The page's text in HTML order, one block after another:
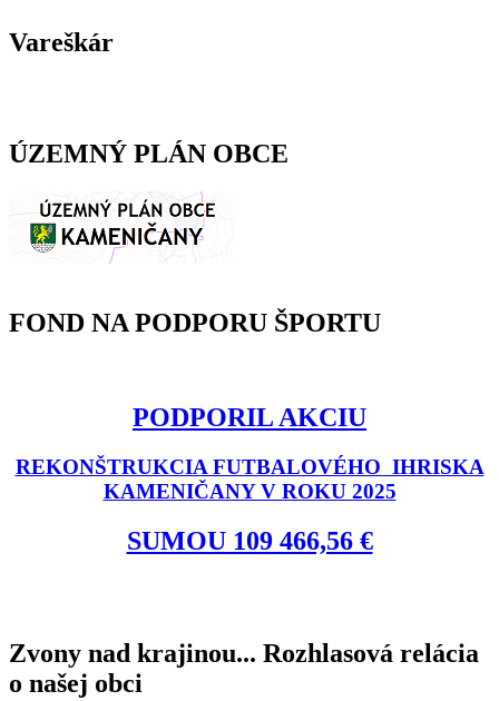
Vareškár
ÚZEMNÝ PLÁN OBCE
FOND NA PODPORU ŠPORTU
PODPORIL AKCIU
REKONŠTRUKCIA FUTBALOVÉHO IHRISKA
KAMENIČANY V ROKU 2025
SUMOU 109 466,56 €
Zvony nad krajinou... Rozhlasová relácia
o našej obci